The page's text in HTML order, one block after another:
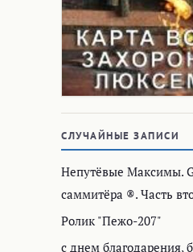
СЛУЧАЙНЫЕ ЗАПИСИ
Непутёвые Максимы.
саммитёра ®. Часть
Ролик "Пежо-207"
с днем благодарения,